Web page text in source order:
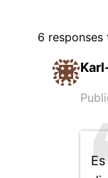
6 responses